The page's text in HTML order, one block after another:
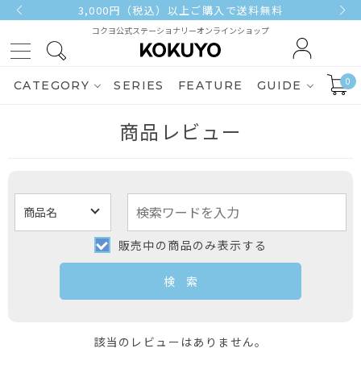
3,000円（税込）以上ご購入で送料無料
コクヨ公式ステーショナリーオンラインショップ
CATEGORY SERIES FEATURE GUIDE 0
商品レビュー
販売中の商品のみ表示する
該当のレビューはありません。